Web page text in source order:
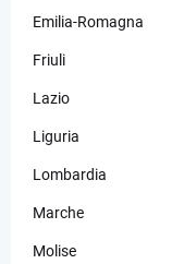
Emilia-Romagna
Friuli
Lazio
Liguria
Lombardia
Marche
Molise